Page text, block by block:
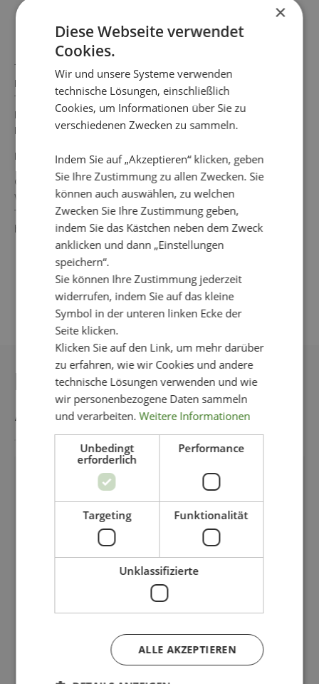
Beschreibung
7/8 lange Jeans in Stretch-Qualität mit Umschlag. Die
Hose einen elastischen Bund und angedeuteten
Taschen. Hinten zieren dekorative Längsnähte dieses
Modell. Ein Basic Jeans für viele Looks.
Die Länge des Innenbeins beträgt 63,4 cm in Größe S.
Farbe: Dunkelblau
Qualität: 68% Baumwolle, 30% Polyester, 2% Elasthan
Waschanleitung: 30°C Schonwaschgang, nicht in den
Trockner, keine chemisch reinigen, nicht bleichen, nicht
heiß bügeln.
DAS KÖNNTE IHNEN
AUCH GEFALLEN
×
Diese Webseite verwendet
Cookies.
Wir und unsere Systeme verwenden
technische Lösungen, einschließlich
Cookies, um Informationen über Sie zu
verschiedenen Zwecken zu sammeln.
Indem Sie auf „Akzeptieren“ klicken, geben
Sie Ihre Zustimmung zu allen Zwecken. Sie
können auch auswählen, zu welchen
Zwecken Sie Ihre Zustimmung geben,
indem Sie das Kästchen neben dem Zweck
anklicken und dann „Einstellungen
speichern“.
Sie können Ihre Zustimmung jederzeit
widerrufen, indem Sie auf das kleine
Symbol in der unteren linken Ecke der
Seite klicken.
Klicken Sie auf den Link, um mehr darüber
zu erfahren, wie wir Cookies und andere
technische Lösungen verwenden und wie
wir personenbezogene Daten sammeln
und verarbeiten.Weitere Informationen
Unbedingt
erforderlich
Performance
Targeting Funktionalität
Unklassifizierte
ALLE AKZEPTIEREN